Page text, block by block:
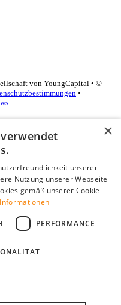
von YoungCapital • ©
•
Sie ein Unternehmensprofil
×
unserer
Nutzung unserer Webseite
gemäß unserer Cookie-
PERFORMANCE